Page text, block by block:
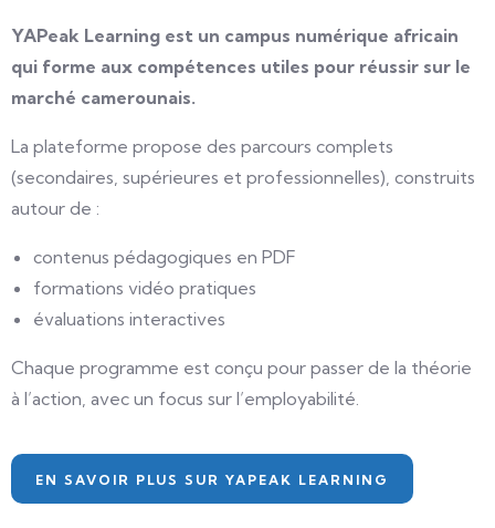
YAPeak Learning est un campus numérique africain
qui forme aux compétences utiles pour réussir sur le
marché camerounais.
La plateforme propose des parcours complets
(secondaires, supérieures et professionnelles), construits
autour de :
contenus pédagogiques en PDF
formations vidéo pratiques
évaluations interactives
Chaque programme est conçu pour passer de la théorie
à l’action, avec un focus sur l’employabilité.
EN SAVOIR PLUS SUR YAPEAK LEARNING